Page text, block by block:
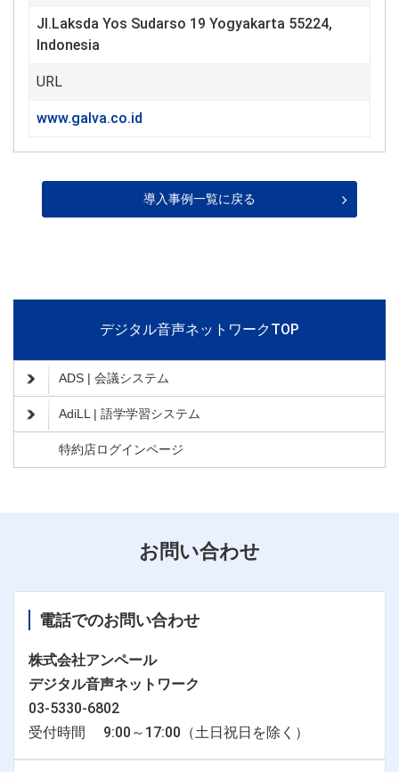
Jl.Laksda Yos Sudarso 19 Yogyakarta 55224,
Indonesia
URL
www.galva.co.id
導入事例一覧に戻る
デジタル音声ネットワークTOP
ADS | 会議システム
AdiLL | 語学学習システム
特約店ログインページ
お問い合わせ
電話でのお問い合わせ
株式会社アンペール
デジタル音声ネットワーク
03-5330-6802
受付時間 9:00～17:00（土日祝日を除く）